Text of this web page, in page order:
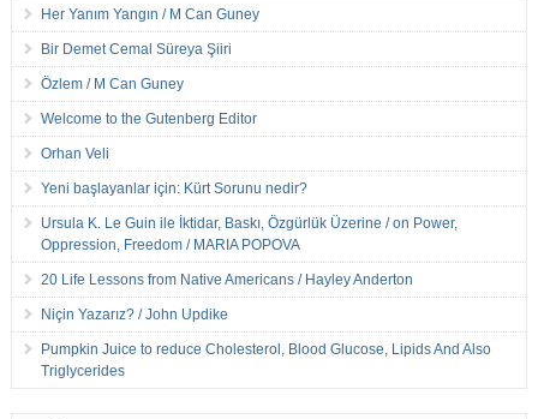
Her Yanım Yangın / M Can Guney
Bir Demet Cemal Süreya Şiiri
Özlem / M Can Guney
Welcome to the Gutenberg Editor
Orhan Veli
Yeni başlayanlar için: Kürt Sorunu nedir?
Ursula K. Le Guin ile İktidar, Baskı, Özgürlük Üzerine / on Power,
Oppression, Freedom / MARIA POPOVA
20 Life Lessons from Native Americans / Hayley Anderton
Niçin Yazarız? / John Updike
Pumpkin Juice to reduce Cholesterol, Blood Glucose, Lipids And Also
Triglycerides